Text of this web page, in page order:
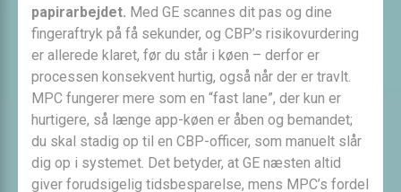
papirarbejdet. Med GE scannes dit pas og dine
fingeraftryk på få sekunder, og CBP’s risikovurdering
er allerede klaret, før du står i køen – derfor er
processen konsekvent hurtig, også når der er travlt.
MPC fungerer mere som en “fast lane”, der kun er
hurtigere, så længe app-køen er åben og bemandet;
du skal stadig op til en CBP-officer, som manuelt slår
dig op i systemet. Det betyder, at GE næsten altid
giver forudsigelig tidsbesparelse, mens MPC’s fordel